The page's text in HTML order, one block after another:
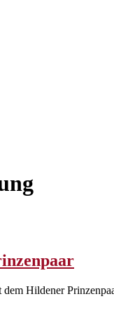
Hildener